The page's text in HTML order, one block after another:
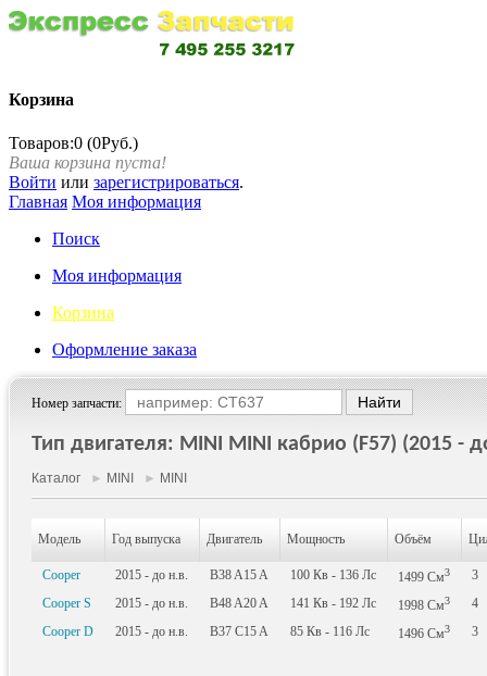
Корзина
Товаров:0 (0Руб.)
Ваша корзина пуста!
Войти или зарегистрироваться.
Главная Моя информация
Поиск
Моя информация
Корзина
Оформление заказа
Номер запчасти:
Тип двигателя: MINI MINI кабрио (F57) (2015 -
Каталог ► MINI ► MINI
Модель Год выпуска Двигатель Мощность Объём
Cooper 2015 - до н.в. B38 A15 A 100 Кв - 136 Лс 1499 См3
3
Cooper S
2015 - до н.в. B48 A20 A 141 Кв - 192 Лс 1998 См3
4
Cooper D
2015 - до н.в. B37 C15 A 85 Кв - 116 Лс 1496 См3 3